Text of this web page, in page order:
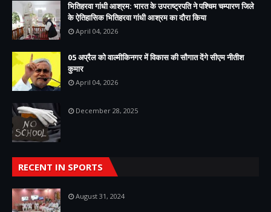
भितिहरवा गांधी आश्रम: भारत के उपराष्ट्रपति ने पश्चिम चम्पारण जिले
के ऐतिहासिक भितिहरवा गांधी आश्रम का दौरा किया
April 04, 2026
05 अप्रैल को वाल्मीकिनगर में विकास की सौगात देंगे सीएम नीतीश
कुमार
April 04, 2026
December 28, 2025
RECENT IN SPORTS
August 31, 2024